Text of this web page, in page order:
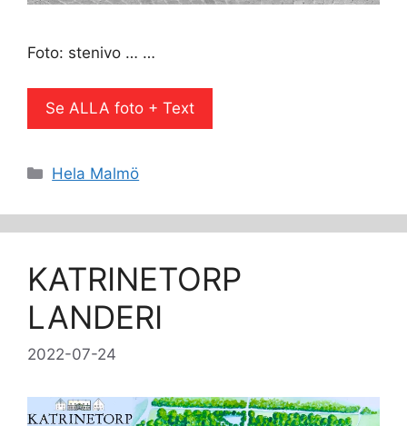
Foto: stenivo … …
Se ALLA foto + Text
Kategorier
Hela Malmö
KATRINETORP
LANDERI
2022-07-24